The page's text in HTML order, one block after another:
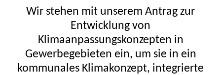
Wir stehen mit unserem Antrag zur
Entwicklung von
Klimaanpassungskonzepten in
Gewerbegebieten ein, um sie in ein
kommunales Klimakonzept, integrierte